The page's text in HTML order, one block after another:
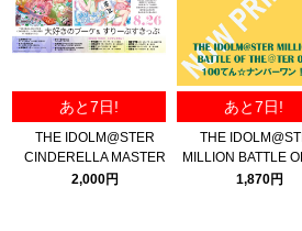
その他先行受付
プレミアム会員と
テイルズ オブ シリーズ
太鼓の達人
あと7日!
THE IDOLM@STER
CINDERELLA MASTER
NUMBER ONE! 大好きのブ
2,000円
あと7日!
THE
MILLION BATTLE
＠TER 09 100てん☆
1,870円